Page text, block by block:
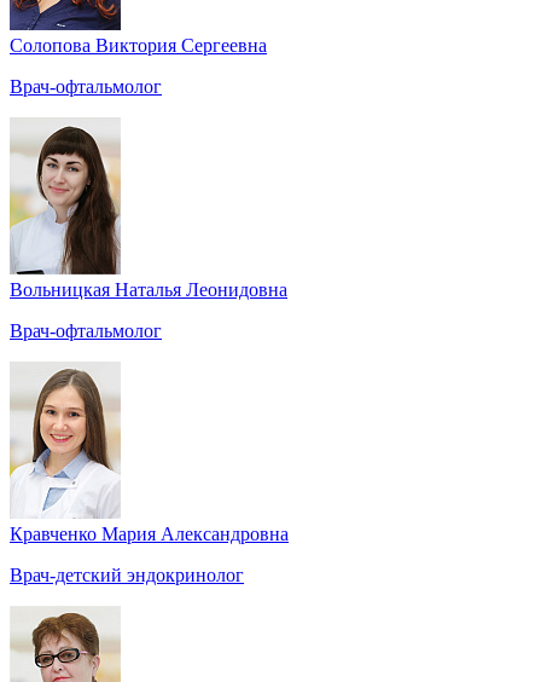
Солопова Виктория Сергеевна
Врач-офтальмолог
Вольницкая Наталья Леонидовна
Врач-офтальмолог
Кравченко Мария Александровна
Врач-детский эндокринолог